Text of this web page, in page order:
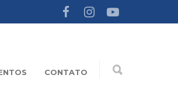
CONTATO